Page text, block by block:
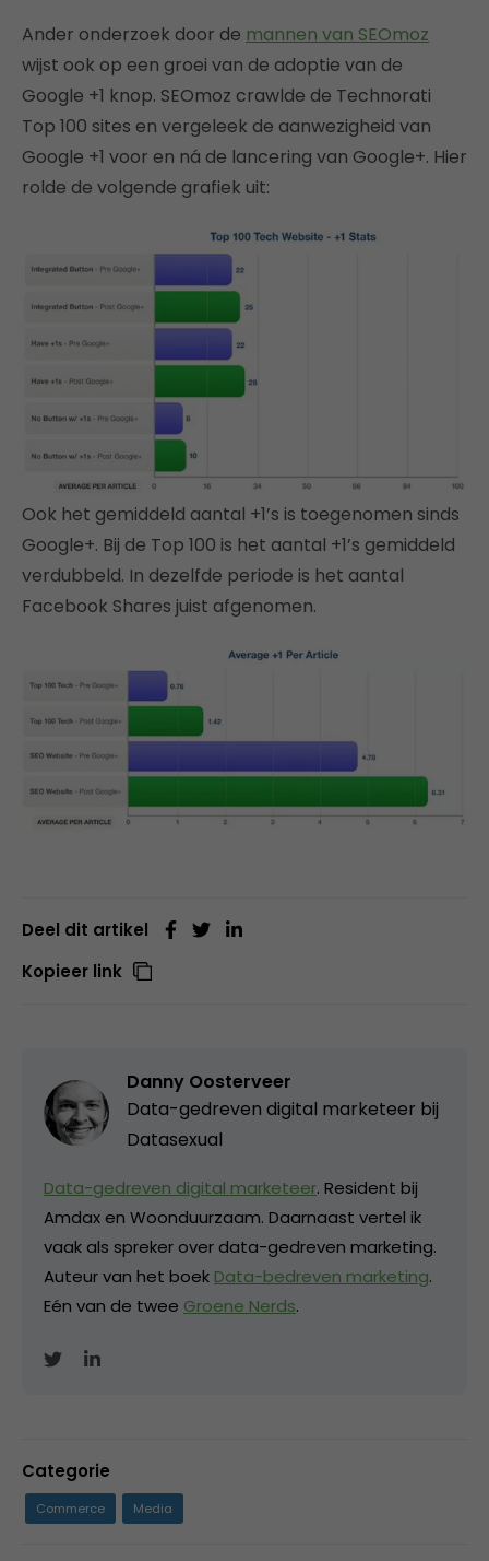
Ander onderzoek door de mannen van SEOmoz
wijst ook op een groei van de adoptie van de
Google +1 knop. SEOmoz crawlde de Technorati
Top 100 sites en vergeleek de aanwezigheid van
Google +1 voor en ná de lancering van Google+. Hier
rolde de volgende grafiek uit:
Ook het gemiddeld aantal +1’s is toegenomen sinds
Google+. Bij de Top 100 is het aantal +1’s gemiddeld
verdubbeld. In dezelfde periode is het aantal
Facebook Shares juist afgenomen.
Deel dit artikel
Kopieer link
Danny Oosterveer
Data-gedreven digital marketeer bij
Datasexual
Data-gedreven digital marketeer. Resident bij
Amdax en Woonduurzaam. Daarnaast vertel ik
vaak als spreker over data-gedreven marketing.
Auteur van het boek Data-bedreven marketing.
Eén van de twee Groene Nerds.
Categorie
Commerce Media